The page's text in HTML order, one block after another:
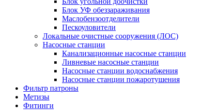
Блок УФ обеззараживания
Маслобензоотделители
Пескоуловители
Локальные очистные сооружения (ЛОС)
Насосные станции
Канализационные насосные станции
Ливневые насосные станции
Насосные станции водоснабжения
Насосные станции пожаротушения
Фильтр патроны
Метизы
Фитинги